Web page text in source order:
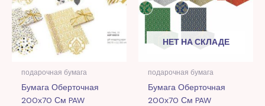
подарочная бумага
Бумага Оберточная
200х70 См PAW
НЕТ НА СКЛАДЕ
подарочная бумага
Бумага Оберточная
200х70 См PAW